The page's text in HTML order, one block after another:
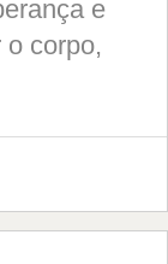
e
corpo,